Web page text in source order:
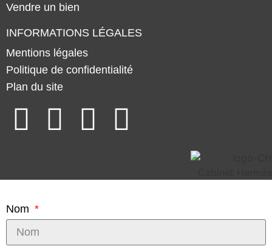
Vendre un bien
INFORMATIONS LÉGALES
Mentions légales
Politique de confidentialité
Plan du site
Nom